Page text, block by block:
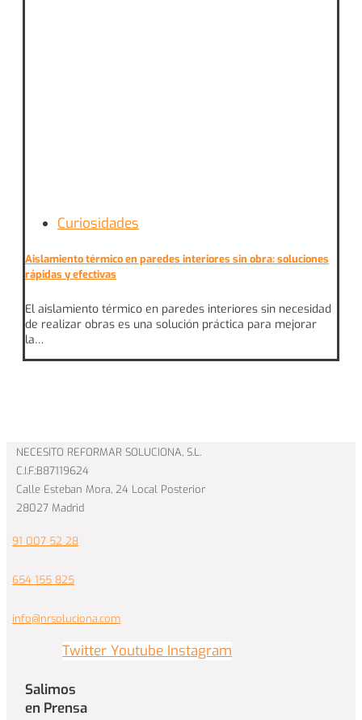
Curiosidades
Aislamiento térmico en paredes interiores sin obra: soluciones
rápidas y efectivas
El aislamiento térmico en paredes interiores sin necesidad
de realizar obras es una solución práctica para mejorar
la…
NECESITO REFORMAR SOLUCIONA, S.L.
C.I.F.:B87119624
Calle Esteban Mora, 24 Local Posterior
28027 Madrid
91 007 52 28
654 155 825
info@nrsoluciona.com
Twitter Youtube Instagram
Salimos
en Prensa